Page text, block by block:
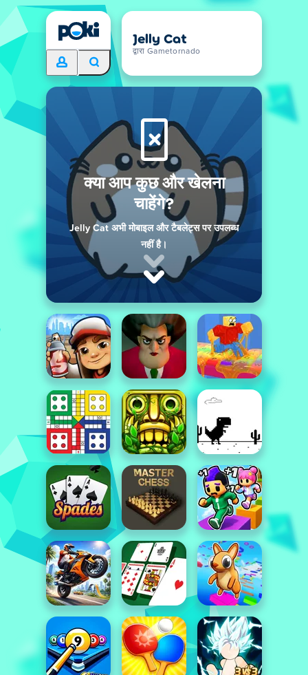
Jelly Cat
द्वारा Gametornado
क्या आप कुछ और खेलना
चाहेंगे?
Jelly Cat अभी मोबाइल और टैबलेट्स पर उपलब्ध
नहीं है।